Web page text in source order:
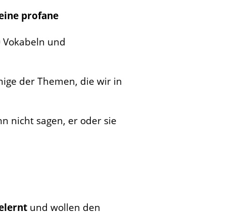
profane
und
der Themen, die wir in
nicht sagen, er oder sie
und wollen den